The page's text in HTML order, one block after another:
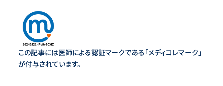
この記事には医師による認証マークである「メディコレマーク」
が付与されています。